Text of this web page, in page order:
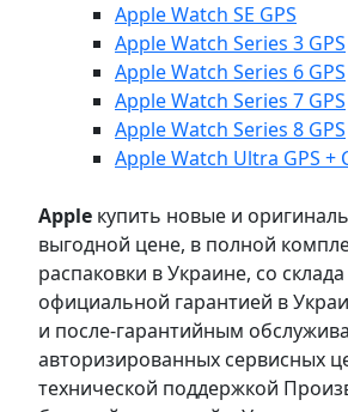
Apple Watch SE GPS
Apple Watch Series 3 GPS
Apple Watch Series 6 GPS
Apple Watch Series 7 GPS
Apple Watch Series 8 GPS
Apple Watch Ultra GPS +
Apple купить новые и
выгодной цене, в полной
распаковки в Украине, со склада
официальной гарантией в
и после-гарантийным
авторизированных сервисных
технической поддержкой